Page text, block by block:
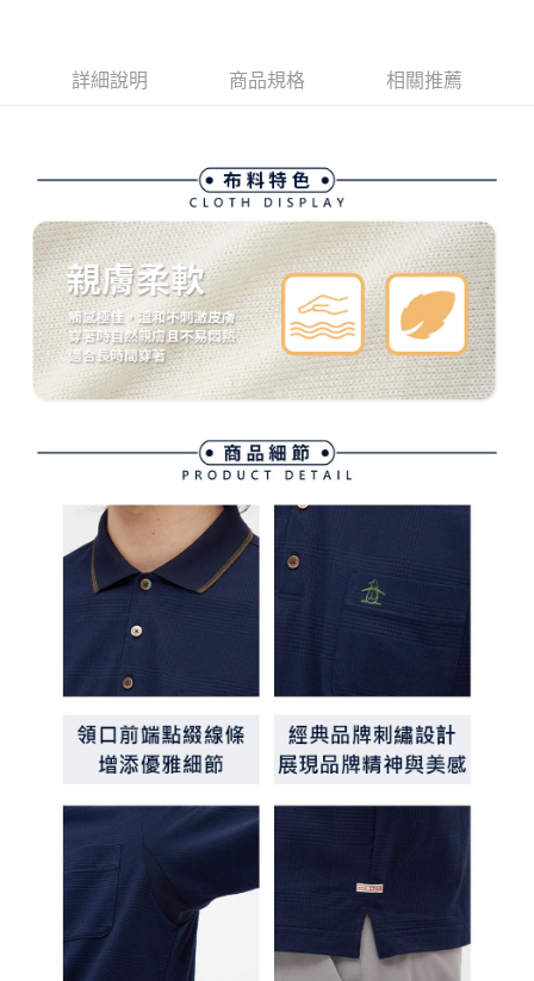
法說明評估內容。
2.透過簡訊連結打開帳單後，可選擇「超商條碼／台灣大直營門市／銀行轉
帳／街口支付／iPASS MONEY」等通路繳費。
【注意事項】
1.本服務係由「台灣大哥大股份有限公司」（以下簡稱本公司）所提供，讓
用戶於交易時，得透過本服務購買商品或服務，並由商店將買賣／分期付款
買賣價金債權讓與本公司後，依約使用本公司帳單繳交帳款。
2.基於同意付款使用「大哥付你分期」之契約關係目的，商店將以您的個人
資料（包含姓名、電話或地址）提供予台灣大哥大進項蒐集、處理及利用，
由本公司與您本人進行分期帳單所需資料之確認、核對及更正。
3.完整用戶服務條款，請詳閱以下連結：https://oppay.tw/userRule
２．便利：只要手機號碼，簡訊認證，即可結帳。
３．安心：先確認商品／服務後，再付款。
結帳頁面，進行簡訊認證並確認金額後，即可完成結帳。
２．訂單成立數日內，您將收到繳費通知簡訊。
３．收到繳費通知簡訊後14天內，點擊此簡訊中的連結，可透過四大超商／
ATM／網路銀行／等多元方式進行付款，方視為交易完成。
※ 請注意：結帳手續完成當下不需立刻繳費，但若您需要取消訂單，請聯絡
購買商品的店家。未經商家同意取消之訂單仍視為有效，需透過AFTEE先享
後付繳納相關費用。
※ 交易是否成功請以「AFTEE先享後付 」之結帳頁面顯示為準，若有關於
是否繳費成功／繳費後需取消欲退款等相關疑問，請聯繫「AFTEE先享後付
客戶支援中心」https://netprotections.freshdesk.com/support/home
易，需依本服務之必要範圍內提供個人資料，並將交易相關給付款項請求債
權轉讓予恩沛科技股份有限公司。
https://aftee.tw/terms/#terms3
３．未成年的使用者請事先徵得法定代理人或監護人之同意方可使用
「AFTEE先享後付」，若未經同意申辦者引起之損失，本公司不負相關責
４．使用「AFTEE先享後付」時，將依據個別帳號之用戶狀況，依本公司即
時審查核予不同之上限額度；若仍有額度不足之情形，本公司將視審查結果
恩沛科技股份有限公司將有權停止該用戶之使用額度並採取法律行動。
每筆NT$80，滿NT$2,000(含以上)免運費
萊爾富取貨付款
每筆NT$80，滿NT$2,000(含以上)免運費
付款後萊爾富取貨
每筆NT$80，滿NT$2,000(含以上)免運費
7-11取貨付款
每筆NT$80，滿NT$2,000(含以上)免運費
每筆NT$80，滿NT$2,000(含以上)免運費
詳細說明 商品規格 相關推薦